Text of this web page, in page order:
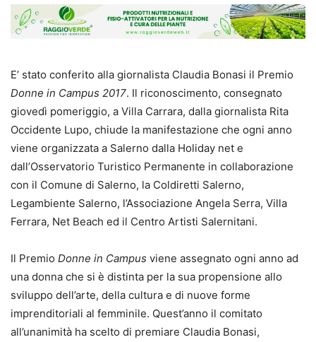
E’ stato conferito alla giornalista Claudia Bonasi il Premio
Donne in Campus 2017. Il riconoscimento, consegnato
giovedì pomeriggio, a Villa Carrara, dalla giornalista Rita
Occidente Lupo, chiude la manifestazione che ogni anno
viene organizzata a Salerno dalla Holiday net e
dall’Osservatorio Turistico Permanente in collaborazione
con il Comune di Salerno, la Coldiretti Salerno,
Legambiente Salerno, l’Associazione Angela Serra, Villa
Ferrara, Net Beach ed il Centro Artisti Salernitani.
Il Premio Donne in Campus viene assegnato ogni anno ad
una donna che si è distinta per la sua propensione allo
sviluppo dell’arte, della cultura e di nuove forme
imprenditoriali al femminile. Quest’anno il comitato
all’unanimità ha scelto di premiare Claudia Bonasi,